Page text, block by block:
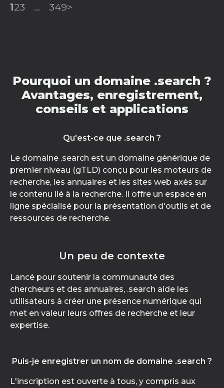
123 ... 349>
Pourquoi un domaine .search ?
Avantages, enregistrement,
conseils et applications
Qu'est-ce que .search ?
Le domaine .search est un domaine générique de
premier niveau (gTLD) conçu pour les moteurs de
recherche, les annuaires et les sites web axés sur
le contenu lié à la recherche. Il offre un espace en
ligne spécialisé pour la présentation d'outils et de
ressources de recherche.
Un peu de contexte
Lancé pour soutenir la communauté des
chercheurs et des annuaires, .search aide les
utilisateurs à créer une présence numérique qui
met en valeur leurs offres de recherche et leur
expertise.
Puis-je enregistrer un nom de domaine .search ?
L'inscription est ouverte à tous, y compris aux